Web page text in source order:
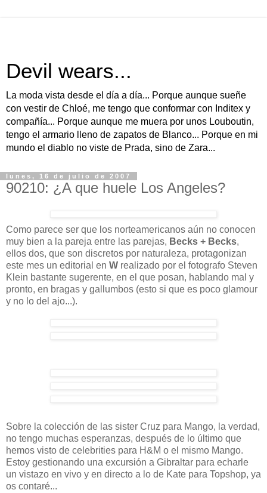
Devil wears...
La moda vista desde el día a día... Porque aunque sueñe
con vestir de Chloé, me tengo que conformar con Inditex y
compañía... Porque aunque me muera por unos Louboutin,
tengo el armario lleno de zapatos de Blanco... Porque en mi
mundo el diablo no viste de Prada, sino de Zara...
lunes, 16 de julio de 2007
90210: ¿A que huele Los Angeles?
Como parece ser que los norteamericanos aún no conocen
muy bien a la pareja entre las parejas, Becks + Becks,
ellos dos, que son discretos por naturaleza, protagonizan
este mes un editorial en W realizado por el fotografo Steven
Klein bastante sugerente, en el que posan, hablando mal y
pronto, en bragas y gallumbos (esto si que es poco glamour
y no lo del ajo...).
Sobre la colección de las sister Cruz para Mango, la verdad,
no tengo muchas esperanzas, después de lo último que
hemos visto de celebrities para H&M o el mismo Mango.
Estoy gestionando una excursión a Gibraltar para echarle
un vistazo en vivo y en directo a lo de Kate para Topshop, ya
os contaré...